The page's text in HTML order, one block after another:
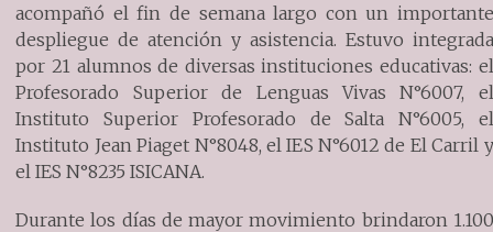
acompañó el fin de semana largo con un importante
despliegue de atención y asistencia. Estuvo integrada
por 21 alumnos de diversas instituciones educativas: el
Profesorado Superior de Lenguas Vivas N°6007, el
Instituto Superior Profesorado de Salta N°6005, el
Instituto Jean Piaget N°8048, el IES N°6012 de El Carril y
el IES N°8235 ISICANA.
Durante los días de mayor movimiento brindaron 1.100